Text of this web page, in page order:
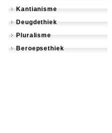
Kantianisme
Deugdethiek
Pluralisme
Beroepsethiek